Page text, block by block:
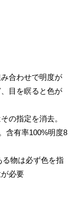
合わせで明度が
目を瞑ると色が
の指定を消去。
含有率100%明度8
物は必ず色を指
必要